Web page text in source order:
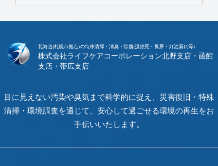
北海道(札幌市拠点)の特殊清掃・消臭・除菌(孤独死・糞尿・灯油漏れ等)
株式会社ライフケアコーポレーション
目に見えない汚染や臭気まで科学的に捉え、災害復旧・特殊
清掃・環境調査を通じて、安心して過ごせる環境の再生をお
手伝いいたします。